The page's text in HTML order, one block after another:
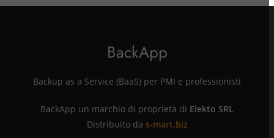
BackApp
Backup as a Service (BaaS) per PMI e professionisti
BackApp un marchio di proprietà di Elekto SRL
Distribuito da s-mart.biz